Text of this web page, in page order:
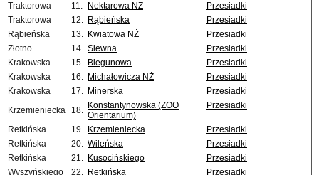
Traktorowa
11. Nektarowa NŻ
Przesiadki
Traktorowa
12. Rąbieńska
Przesiadki
Rąbieńska
13. Kwiatowa NŻ
Przesiadki
Złotno
14. Siewna
Przesiadki
Krakowska
15. Biegunowa
Przesiadki
Krakowska
16. Michałowicza NŻ
Przesiadki
Krakowska
17. Minerska
Przesiadki
Krzemieniecka
18. Konstantynowska (ZOO
Orientarium)
Przesiadki
Retkińska 19. Krzemieniecka
Przesiadki
Retkińska
20. Wileńska
Przesiadki
Retkińska
21. Kusocińskiego
Przesiadki
Wyszyńskiego
22. Retkińska Przesiadki